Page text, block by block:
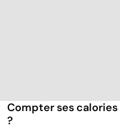
Compter ses
?